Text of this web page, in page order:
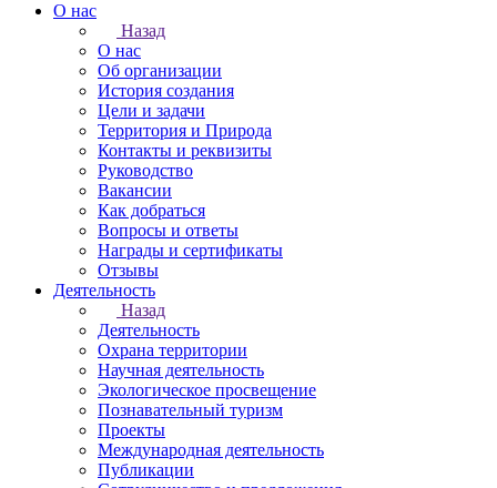
О нас
Назад
О нас
Об организации
История создания
Цели и задачи
Территория и Природа
Контакты и реквизиты
Руководство
Вакансии
Как добраться
Вопросы и ответы
Награды и сертификаты
Отзывы
Деятельность
Назад
Деятельность
Охрана территории
Научная деятельность
Экологическое просвещение
Познавательный туризм
Проекты
Международная деятельность
Публикации